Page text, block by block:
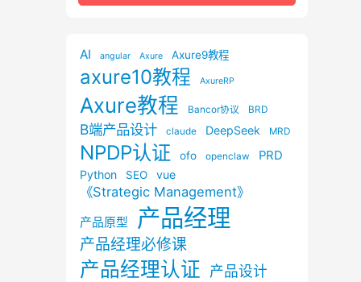
AI angular Axure Axure9教程
axure10教程 AxureRP
Axure教程 Bancor协议 BRD
B端产品设计 claude DeepSeek MRD
NPDP认证 ofo openclaw PRD
Python SEO vue
《Strategic Management》
产品原型 产品经理
产品经理必修课
产品经理认证 产品设计